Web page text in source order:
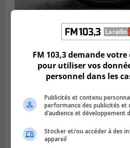
Publié le 6 août 2026 à 11h58
Des jeunes ciblent la
le Défi écrou de roue
FM 103,3 demande
pour utiliser vos
personnel dans les
Publicités et contenu
performance des publicités et
d’audience et développement
Stocker et/ou accéder à des
appareil